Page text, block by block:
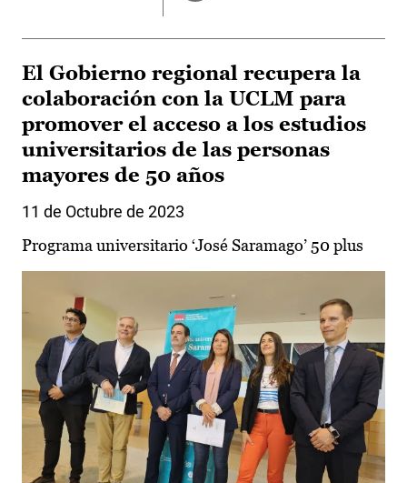
El Gobierno regional recupera la
colaboración con la UCLM para
promover el acceso a los estudios
universitarios de las personas
mayores de 50 años
11 de Octubre de 2023
Programa universitario ‘José Saramago’ 50 plus